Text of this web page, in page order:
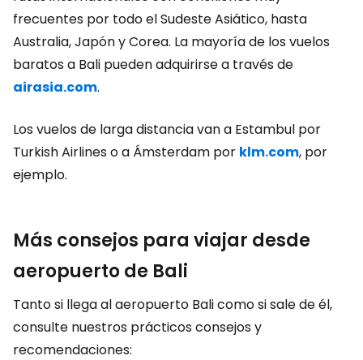
frecuentes por todo el Sudeste Asiático, hasta
Australia, Japón y Corea. La mayoría de los vuelos
baratos a Bali pueden adquirirse a través de
airasia.com.
Los vuelos de larga distancia van a Estambul por
Turkish Airlines o a Ámsterdam por klm.com, por
ejemplo.
Más consejos para viajar desde
aeropuerto de Bali
Tanto si llega al aeropuerto Bali como si sale de él,
consulte nuestros prácticos consejos y
recomendaciones: